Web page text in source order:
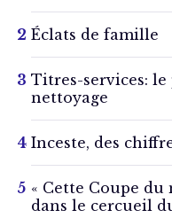
Éclats de famille
Titres-services:
nettoyage
Inceste, des
« Cette Coupe
dans le cercueil